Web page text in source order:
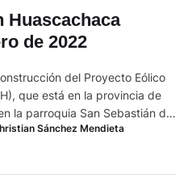
Huascachaca
de 2022
del Proyecto Eólico
que está en la provincia de
la parroquia San Sebastián de
producción eléctrica, que
hay en esta zona. Las
Sánchez Mendieta